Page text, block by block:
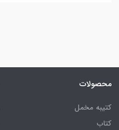
محصولات
کتیبه مخمل
کتاب